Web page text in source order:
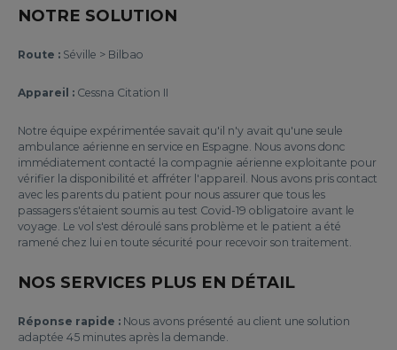
NOTRE SOLUTION
Route : Séville > Bilbao
Appareil : Cessna Citation II
Notre équipe expérimentée savait qu'il n'y avait qu'une seule
ambulance aérienne en service en Espagne. Nous avons donc
immédiatement contacté la compagnie aérienne exploitante pour
vérifier la disponibilité et affréter l'appareil. Nous avons pris contact
avec les parents du patient pour nous assurer que tous les
passagers s'étaient soumis au test Covid-19 obligatoire avant le
voyage. Le vol s'est déroulé sans problème et le patient a été
ramené chez lui en toute sécurité pour recevoir son traitement.
NOS SERVICES PLUS EN DÉTAIL
Réponse rapide : Nous avons présenté au client une solution
adaptée 45 minutes après la demande.